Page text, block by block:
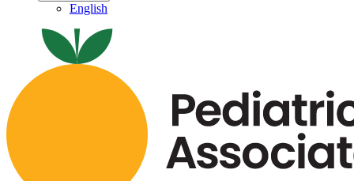
English